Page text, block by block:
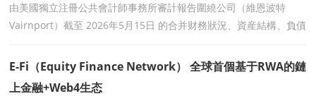
由美國獨立注冊公共會計師事務所審計報告圍繞公司（維恩波特
Vairnport）截至 2026年5月15日 的合并财務狀況、資産結構、負債
E-Fi（Equity Finance Network） 全球首個基于RWA的鏈
上金融+Web4生态